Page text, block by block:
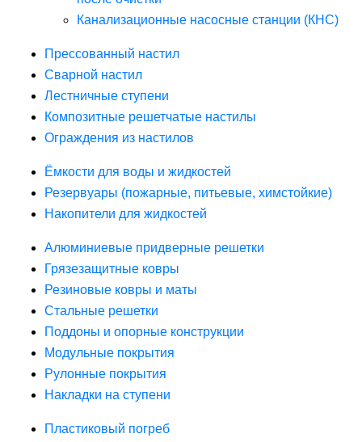
Канализационные насосные станции (КНС)
Прессованный настил
Сварной настил
Лестничные ступени
Композитные решетчатые настилы
Ограждения из настилов
Ёмкости для воды и жидкостей
Резервуары (пожарные, питьевые, химстойкие)
Накопители для жидкостей
Алюминиевые придверные решетки
Грязезащитные ковры
Резиновые ковры и маты
Стальные решетки
Поддоны и опорные конструкции
Модульные покрытия
Рулонные покрытия
Накладки на ступени
Пластиковый погреб